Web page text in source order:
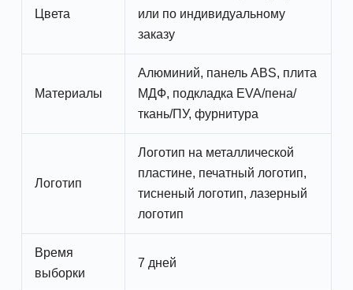
Цвета
или по индивидуальному
заказу
Материалы
Алюминий, панель ABS, плита
МДФ, подкладка EVA/пена/
ткань/ПУ, фурнитура
Логотип
Логотип на металлической
пластине, печатный логотип,
тисненый логотип, лазерный
логотип
Время
выборки
7 дней